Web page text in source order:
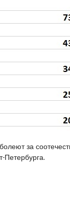
за
Петербурга.